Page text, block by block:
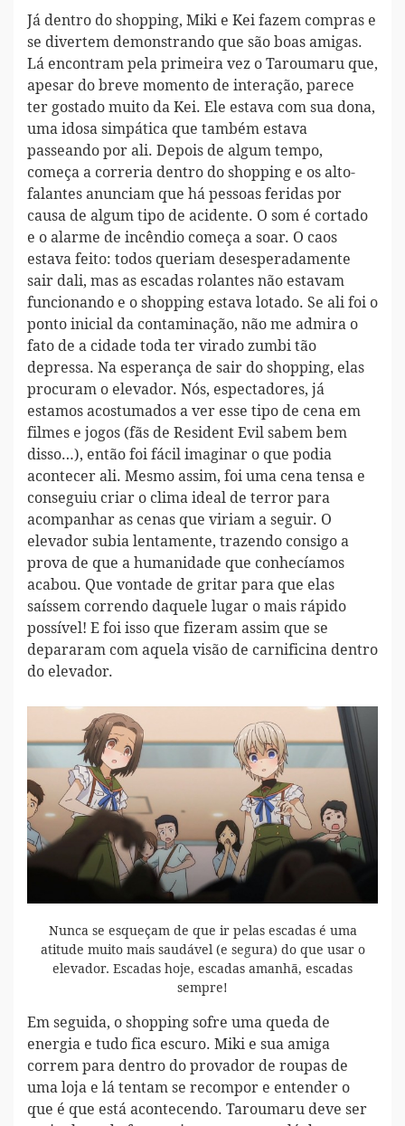
Já dentro do shopping, Miki e Kei fazem compras e
se divertem demonstrando que são boas amigas.
Lá encontram pela primeira vez o Taroumaru que,
apesar do breve momento de interação, parece
ter gostado muito da Kei. Ele estava com sua dona,
uma idosa simpática que também estava
passeando por ali. Depois de algum tempo,
começa a correria dentro do shopping e os alto-
falantes anunciam que há pessoas feridas por
causa de algum tipo de acidente. O som é cortado
e o alarme de incêndio começa a soar. O caos
estava feito: todos queriam desesperadamente
sair dali, mas as escadas rolantes não estavam
funcionando e o shopping estava lotado. Se ali foi o
ponto inicial da contaminação, não me admira o
fato de a cidade toda ter virado zumbi tão
depressa. Na esperança de sair do shopping, elas
procuram o elevador. Nós, espectadores, já
estamos acostumados a ver esse tipo de cena em
filmes e jogos (fãs de Resident Evil sabem bem
disso…), então foi fácil imaginar o que podia
acontecer ali. Mesmo assim, foi uma cena tensa e
conseguiu criar o clima ideal de terror para
acompanhar as cenas que viriam a seguir. O
elevador subia lentamente, trazendo consigo a
prova de que a humanidade que conhecíamos
acabou. Que vontade de gritar para que elas
saíssem correndo daquele lugar o mais rápido
possível! E foi isso que fizeram assim que se
depararam com aquela visão de carnificina dentro
do elevador.
Nunca se esqueçam de que ir pelas escadas é uma
atitude muito mais saudável (e segura) do que usar o
elevador. Escadas hoje, escadas amanhã, escadas
sempre!
Em seguida, o shopping sofre uma queda de
energia e tudo fica escuro. Miki e sua amiga
correm para dentro do provador de roupas de
uma loja e lá tentam se recompor e entender o
que é que está acontecendo. Taroumaru deve ser